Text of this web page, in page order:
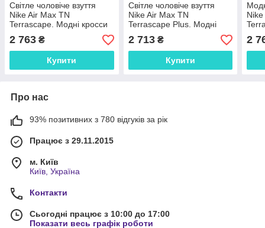
Світле чоловіче взуття
Nike Air Max TN
Terrascape. Модні кросси
для чоловіків Найк Аір
Макс весна осінь.
2 763 ₴
Купити
Світле чоловіче взуття
Nike Air Max TN
Terrascape Plus. Модні
чоловічі кросси Найк Аір
Макс.
2 713₴
Купити
2
Про нас
93% позитивних з 780 відгуків за рік
Працює з 29.11.2015
м. Київ
Київ, Україна
Контакти
Сьогодні працює з 10:00 до 17:00
Показати весь графік роботи